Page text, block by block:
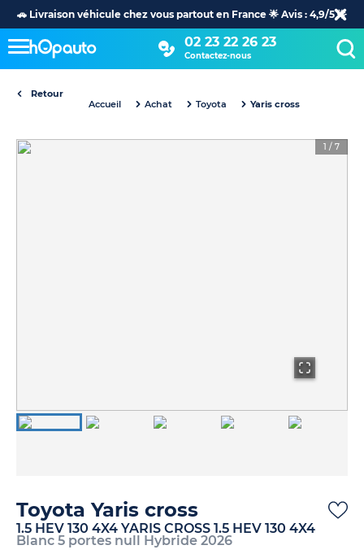
🚗 Livraison véhicule chez vous partout en France 🌟 Avis : 4,9/5 🌟
02 23 22 26 23
Contactez-nous
Retour
Accueil
Achat Toyota Yaris cross
1 / 7
Toyota Yaris cross
1.5 HEV 130 4X4 YARIS CROSS 1.5 HEV 130 4X4
Blanc 5 portes null Hybride 2026